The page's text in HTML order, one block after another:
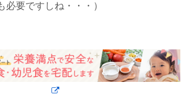
必要ですしね・・・）